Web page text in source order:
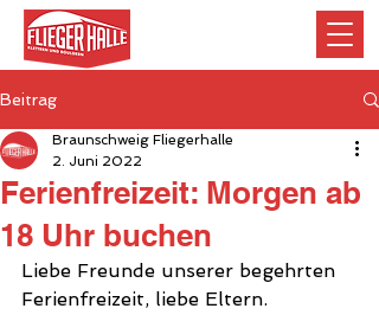
Beitrag
Ferienfreizeit: Morgen ab
18 Uhr buchen
Braunschweig Fliegerhalle
2. Juni 2022
Liebe Freunde unserer begehrten
Ferienfreizeit, liebe Eltern.